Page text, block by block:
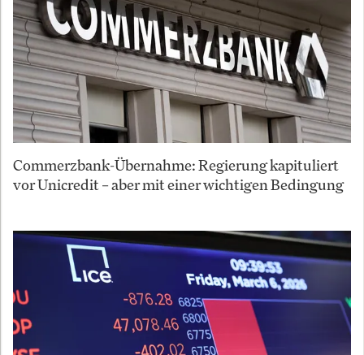
Commerzbank-Übernahme: Regierung kapituliert
vor Unicredit – aber mit einer wichtigen Bedingung